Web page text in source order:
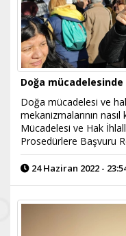
Doğa mücadelesinde
Doğa mücadelesi ve
mekanizmalarının
Mücadelesi ve Hak
Prosedürlere Başvuru
24 Haziran 2022 -